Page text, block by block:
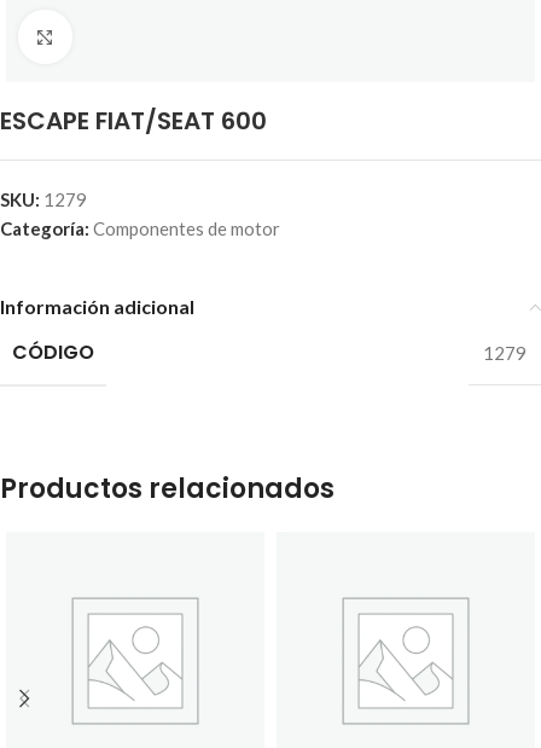
ESCAPE FIAT/SEAT 600
SKU: 1279
Categoría: Componentes de motor
Información adicional
CÓDIGO 1279
Productos relacionados